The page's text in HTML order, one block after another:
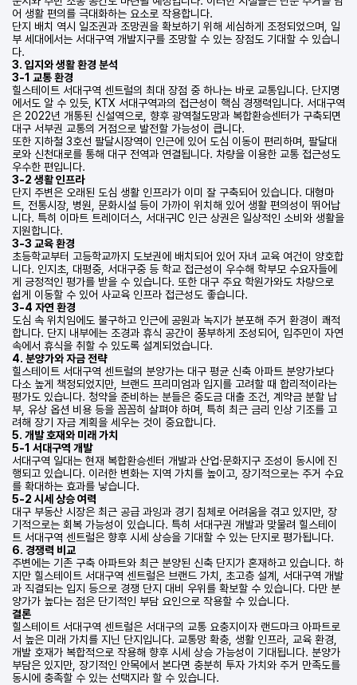
어 생활 편의를 극대화하는 요소로 작용합니다.
단지 배치 역시 일조권과 조망권을 확보하기 위해 세심하게 조정되었으며, 일
부 세대에서는 서대구역 개발지구를 조망할 수 있는 장점도 기대할 수 있습니
다.
3. 입지와 생활 환경 분석
3-1 교통 환경
힐스테이트 서대구역 센트럴의 최대 장점 중 하나는 바로 교통입니다. 단지명
에서도 알 수 있듯, KTX 서대구역과의 접근성이 핵심 경쟁력입니다. 서대구역
은 2022년 개통된 신설역으로, 향후 광역철도망과 복합환승센터가 구축되면
대구 서부권 교통의 거점으로 발전할 가능성이 큽니다.
또한 지하철 3호선 팔달시장역이 인근에 있어 도심 이동이 편리하며, 팔달대
로와 신천대로를 통해 대구 전역과 연결됩니다. 차량을 이용한 교통 접근성도
우수한 편입니다.
3-2 생활 인프라
단지 주변은 오래된 도심 생활 인프라가 이미 잘 구축되어 있습니다. 대형마
트, 전통시장, 병원, 문화시설 등이 가까이 위치해 있어 생활 편의성이 뛰어납
니다. 특히 이마트 트레이더스, 서대구IC 인근 상권은 일상적인 소비와 생활을
지원합니다.
3-3 교육 환경
초등학교부터 고등학교까지 도보권에 배치되어 있어 자녀 교육 여건이 양호합
니다. 인지초, 대평중, 서대구중 등 학교 접근성이 우수해 학부모 수요자들에
게 긍정적인 평가를 받을 수 있습니다. 또한 대구 주요 학원가와도 차량으로
쉽게 이동할 수 있어 사교육 인프라 접근성도 좋습니다.
3-4 자연 환경
도심 속 위치임에도 불구하고 인근에 공원과 녹지가 분포해 주거 환경이 쾌적
합니다. 단지 내부에는 조경과 휴식 공간이 풍부하게 조성되어, 입주민이 자연
속에서 휴식을 취할 수 있도록 설계되었습니다.
4. 분양가와 자금 전략
힐스테이트 서대구역 센트럴의 분양가는 대구 평균 신축 아파트 분양가보다
다소 높게 책정되었지만, 브랜드 프리미엄과 입지를 고려할 때 합리적이라는
평가도 있습니다. 청약을 준비하는 분들은 중도금 대출 조건, 계약금 분할 납
부, 유상 옵션 비용 등을 꼼꼼히 살펴야 하며, 특히 최근 금리 인상 기조를 고
려해 장기 자금 계획을 세우는 것이 중요합니다.
5. 개발 호재와 미래 가치
5-1 서대구역 개발
서대구역 일대는 현재 복합환승센터 개발과 산업·문화지구 조성이 동시에 진
행되고 있습니다. 이러한 변화는 지역 가치를 높이고, 장기적으로는 주거 수요
를 확대하는 효과를 낳습니다.
5-2 시세 상승 여력
대구 부동산 시장은 최근 공급 과잉과 경기 침체로 어려움을 겪고 있지만, 장
기적으로는 회복 가능성이 있습니다. 특히 서대구권 개발과 맞물려 힐스테이
트 서대구역 센트럴은 향후 시세 상승을 기대할 수 있는 단지로 평가됩니다.
6. 경쟁력 비교
주변에는 기존 구축 아파트와 최근 분양된 신축 단지가 혼재하고 있습니다. 하
지만 힐스테이트 서대구역 센트럴은 브랜드 가치, 초고층 설계, 서대구역 개발
과 직결되는 입지 등으로 경쟁 단지 대비 우위를 확보할 수 있습니다. 다만 분
양가가 높다는 점은 단기적인 부담 요인으로 작용할 수 있습니다.
결론
힐스테이트 서대구역 센트럴은 서대구의 교통 요충지이자 랜드마크 아파트로
서 높은 미래 가치를 지닌 단지입니다. 교통망 확충, 생활 인프라, 교육 환경,
개발 호재가 복합적으로 작용해 향후 시세 상승 가능성이 기대됩니다. 분양가
부담은 있지만, 장기적인 안목에서 본다면 충분히 투자 가치와 주거 만족도를
동시에 충족할 수 있는 선택지라 할 수 있습니다.